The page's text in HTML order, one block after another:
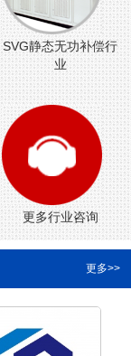
SVG静态无功补偿行
业
更多行业咨询
更多>>